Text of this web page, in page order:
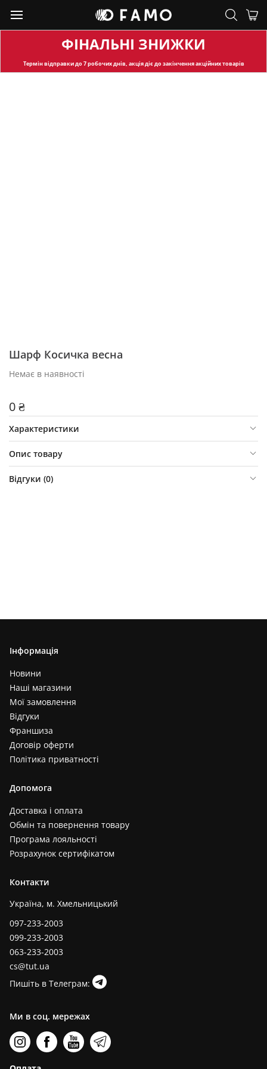
ФІНАЛЬНІ ЗНИЖКИ
Термін відправкидо 7 робочих днів, акція діє до закінчення акційних товарів
Шарф Косичка весна
Немає в наявності
0 ₴
Характеристики
Опис товару
Відгуки (0)
Інформація
Новини
Наші магазини
Мої замовлення
Відгуки
Франшиза
Договір оферти
Політика приватності
Допомога
Доставка і оплата
Обмін та повернення товару
Програма лояльності
Розрахунок сертифікатом
Контакти
Україна, м. Хмельницький
097-233-2003
099-233-2003
063-233-2003
cs@tut.ua
Пишіть в Телеграм:
Ми в соц. мережах